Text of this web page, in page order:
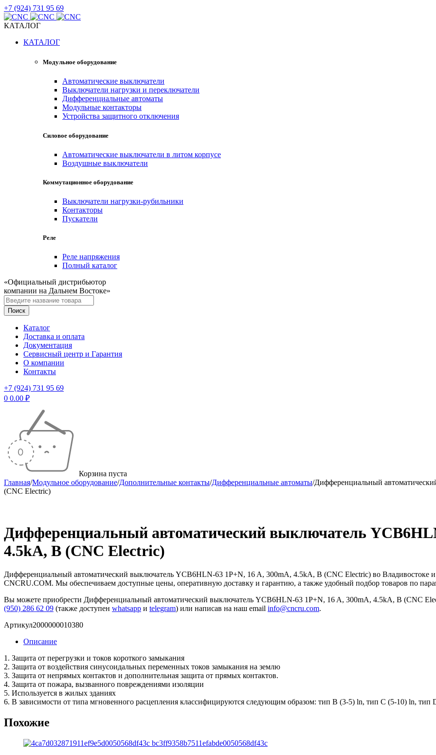
+7 (924) 731 95 69
КАТАЛОГ
КАТАЛОГ
Модульное оборудование
Автоматические выключатели
Выключатели нагрузки и переключатели
Дифференциальные автоматы
Модульные контакторы
Устройства защитного отключения
Силовое оборудование
Автоматические выключатели в литом корпусе
Воздушные выключатели
Коммутационное оборудование
Выключатели нагрузки-рубильники
Контакторы
Пускатели
Реле
Реле напряжения
Полный каталог
«Официальный дистрибьютор
компании на Дальнем Востоке»
Каталог
Доставка и оплата
Документация
Сервисный центр и Гарантия
О компании
Контакты
+7 (924) 731 95 69
0 0.00 ₽
Корзина пуста
Главная/Модульное оборудование/Дополнительные контакты/Дифференциальные автоматы/Дифференциальный
(CNC Electric)
Дифференциальный автоматический выключатель
4.5kA, B (CNC Electric)
Дифференциальный автоматический выключатель YCB6HLN-63 1P+N, 16 A, 300mA, 4.5kA, B (CNC Electric) во Владивостоке
CNCRU.COM. Мы обеспечиваем доступные цены, оперативную доставку и гарантию, а также удобный подбор товаров по
Вы можете приобрести Дифференциальный автоматический выключатель YCB6HLN-63 1P+N, 16 A, 300mA, 4.5kA, B (CNC
(950) 286 62 09 (также доступен whatsapp и telegram) или написав на наш email info@cncru.com.
Артикул2000000010380
Описание
1. Защита от перегрузки и токов короткого замыкания
2. Защита от воздействия синусоидальных переменных токов замыкания на землю
3. Защита от непрямых контактов и дополнительная защита от прямых контактов.
4. Защита от пожара, вызванного повреждениями изоляции
5. Используется в жилых зданиях
6. В зависимости от типа мгновенного расцепления классифицируются следующим образом: тип B (3-5) ln, тип C (5-10) ln, тип
Похожие